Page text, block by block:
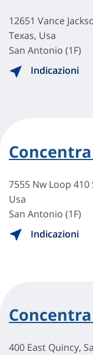
12651 Vance
Texas, Usa
San Antonio (1F)
Indicazioni
7555 Nw Loop 410
Usa
San Antonio (1F)
Indicazioni
400 East Quincy,